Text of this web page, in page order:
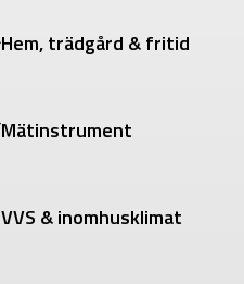
Hem, trädgård & fritid
Mätinstrument
VVS & inomhusklimat